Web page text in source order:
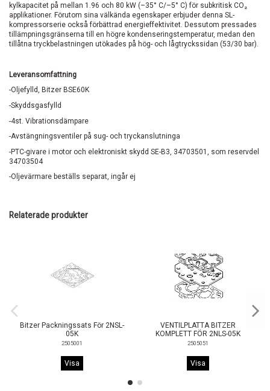
kylkapacitet på mellan 1.96 och 80 kW (–35° C/–5° C) för subkritisk CO₂
applikationer. Förutom sina välkända egenskaper erbjuder denna SL-
kompressorserie också förbättrad energieffektivitet. Dessutom pressades
tillämpningsgränserna till en högre kondenseringstemperatur, medan den
tillåtna tryckbelastningen utökades på hög- och lågtryckssidan (53/30 bar).
Leveransomfattning
-Oljefylld, Bitzer BSE60K
-Skyddsgasfylld
-4st. Vibrationsdämpare
-Avstängningsventiler på sug- och tryckanslutninga
-PTC-givare i motor och elektroniskt skydd SE-B3, 34703501, som reservdel
34703504
-Oljevärmare beställs separat, ingår ej
Relaterade produkter
Bitzer Packningssats För 2NSL-
05K
2505001
Visa
VENTILPLATTA BITZER
KOMPLETT FÖR 2NLS-05K
2505051
Visa